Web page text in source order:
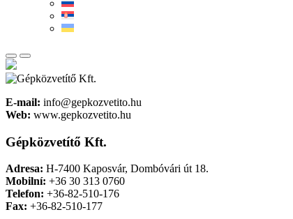
E-mail: info@gepkozvetito.hu
Web: www.gepkozvetito.hu
Gépközvetítő Kft.
Adresa: H-7400 Kaposvár, Dombóvári út 18.
Mobilní: +36 30 313 0760
Telefon: +36-82-510-176
Fax: +36-82-510-177